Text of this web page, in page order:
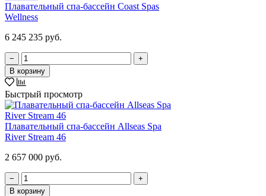
Плавательный спа-бассейн Coast Spas
Wellness
6 245 235 руб.
−
+
В корзину
Быстрый просмотр
Плавательный спа-бассейн Allseas Spa
River Stream 46
2 657 000 руб.
−
+
В корзину